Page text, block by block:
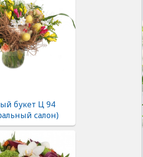
букет Ц 94
салон)